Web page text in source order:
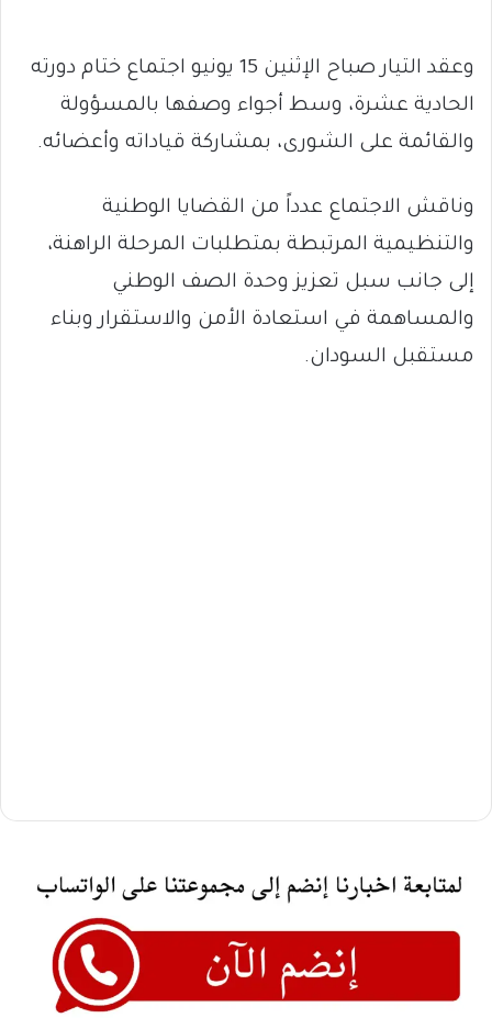
وعقد التيار صباح الإثنين 15 يونيو اجتماع ختام دورته
الحادية عشرة، وسط أجواء وصفها بالمسؤولة
والقائمة على الشورى، بمشاركة قياداته وأعضائه.
وناقش الاجتماع عدداً من القضايا الوطنية
والتنظيمية المرتبطة بمتطلبات المرحلة الراهنة،
إلى جانب سبل تعزيز وحدة الصف الوطني
والمساهمة في استعادة الأمن والاستقرار وبناء
مستقبل السودان.